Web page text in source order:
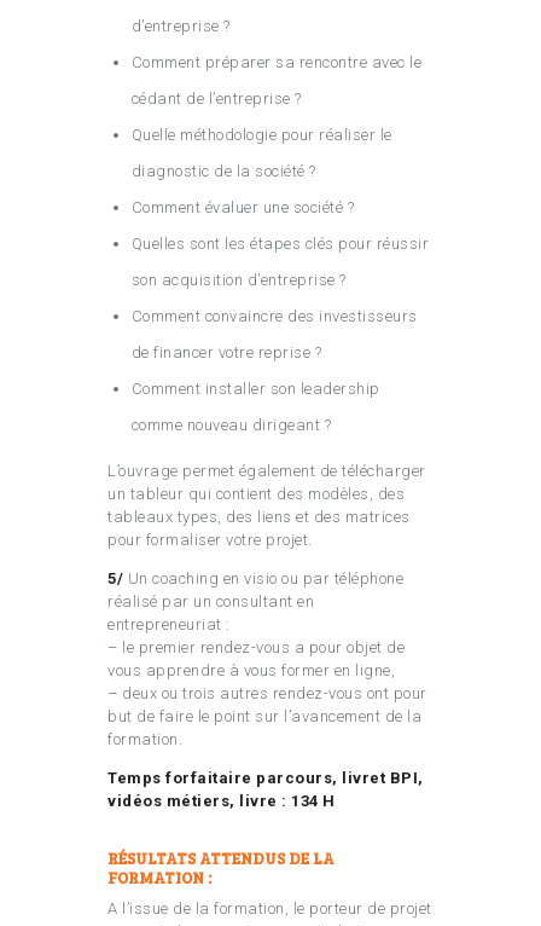
d’entreprise ?
Comment préparer sa rencontre avec le
cédant de l’entreprise ?
Quelle méthodologie pour réaliser le
diagnostic de la société ?
Comment évaluer une société ?
Quelles sont les étapes clés pour réussir
son acquisition d’entreprise ?
Comment convaincre des investisseurs
de financer votre reprise ?
Comment installer son leadership
comme nouveau dirigeant ?
L’ouvrage permet également de télécharger
un tableur qui contient des modèles, des
tableaux types, des liens et des matrices
pour formaliser votre projet.
5/ Un coaching en visio ou par téléphone
réalisé par un consultant en
entrepreneuriat :
– le premier rendez-vous a pour objet de
vous apprendre à vous former en ligne,
– deux ou trois autres rendez-vous ont pour
but de faire le point sur l’avancement de la
formation.
Temps forfaitaire parcours, livret BPI,
vidéos métiers, livre : 134 H
RÉSULTATS ATTENDUS DE LA
FORMATION :
A l’issue de la formation, le porteur de projet